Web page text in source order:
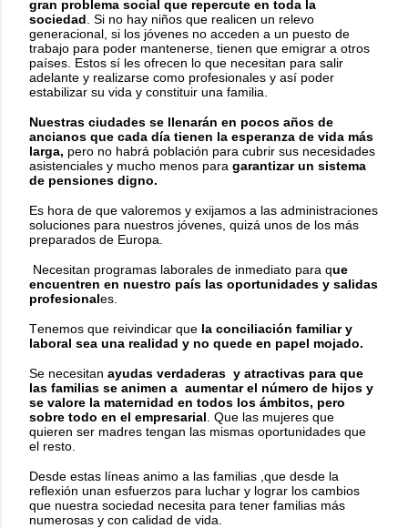
gran problema social que repercute en toda la
sociedad . Si no hay niños que realicen un relevo
generacional, si los jóvenes no acceden a un puesto de
trabajo para poder mantenerse, tienen que emigrar a otros
países. Estos sí les ofrecen lo que necesitan para salir
adelante y realizarse como profesionales y así poder
estabilizar su vida y constituir una familia.
Nuestras ciudades se llenarán en pocos años de
ancianos que cada día tienen la esperanza de vida más
larga, pero no habrá población para cubrir sus necesidades
asistenciales y mucho menos para garantizar un sistema
de pensiones digno.
Es hora de que valoremos y exijamos a las administraciones
soluciones para nuestros jóvenes, quizá unos de los más
preparados de Europa.
Necesitan programas laborales de inmediato para que
encuentren en nuestro país las oportunidades y salidas
profesionales.
Tenemos que reivindicar que la conciliación familiar y
laboral sea una realidad y no quede en papel mojado.
Se necesitan ayudas verdaderas y atractivas para que
las familias se animen a aumentar el número de hijos y
se valore la maternidad en todos los ámbitos, pero
sobre todo en el empresarial . Que las mujeres que
quieren ser madres tengan las mismas oportunidades que
el resto.
Desde estas líneas animo a las familias ,que desde la
reflexión unan esfuerzos para luchar y lograr los cambios
que nuestra sociedad necesita para tener familias más
numerosas y con calidad de vida.